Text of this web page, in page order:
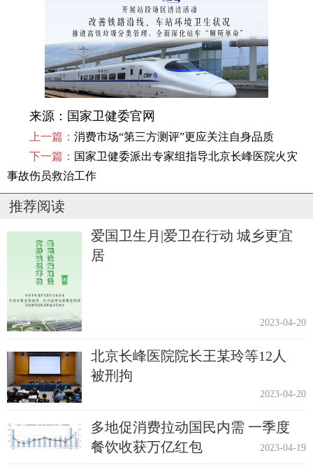
来源：国家卫健委官网
上一篇： 消费市场“第三方测评”更应关注自身品质
下一篇： 国家卫健委派出专家组指导北京长峰医院火灾
事故伤员救治工作
推荐阅读
爱国卫生月|爱卫在行动 城乡更宜
居
2023-04-20
北京长峰医院院长王某玲等12人
被刑拘
2023-04-20
多地促消费拉动国民内需 一季度
餐饮收获万亿红包
2023-04-19